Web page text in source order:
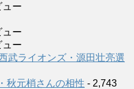
ュー
ュー
ュー
武ライオンズ・源田壮亮選
秋元梢さんの相性 - 2,743